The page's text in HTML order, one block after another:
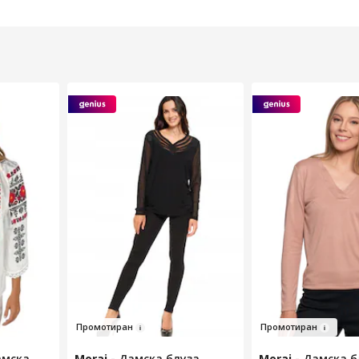
Промотиран Промотиран